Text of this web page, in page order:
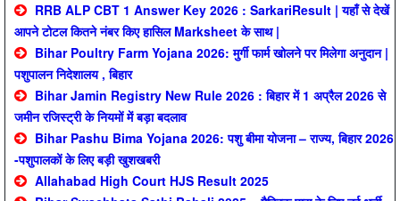
RRB ALP CBT 1 Answer Key 2026 : SarkariResult | यहाँ से देखें
आपने टोटल कितने नंबर किए हासिल Marksheet के साथ |
Bihar Poultry Farm Yojana 2026: मुर्गी फार्म खोलने पर मिलेगा अनुदान |
पशुपालन निदेशालय , बिहार
Bihar Jamin Registry New Rule 2026 : बिहार में 1 अप्रैल 2026 से
जमीन रजिस्ट्री के नियमों में बड़ा बदलाव
Bihar Pashu Bima Yojana 2026: पशु बीमा योजना – राज्य, बिहार 2026
-पशुपालकों के लिए बड़ी खुशखबरी
Allahabad High Court HJS Result 2025